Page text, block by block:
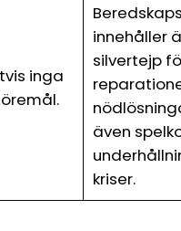
inga
innehåller
silvertejp
även
kriser.